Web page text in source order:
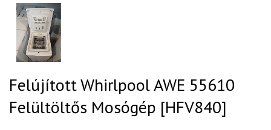
Felújított Whirlpool AWE 55610
Felültöltős Mosógép [HFV840]